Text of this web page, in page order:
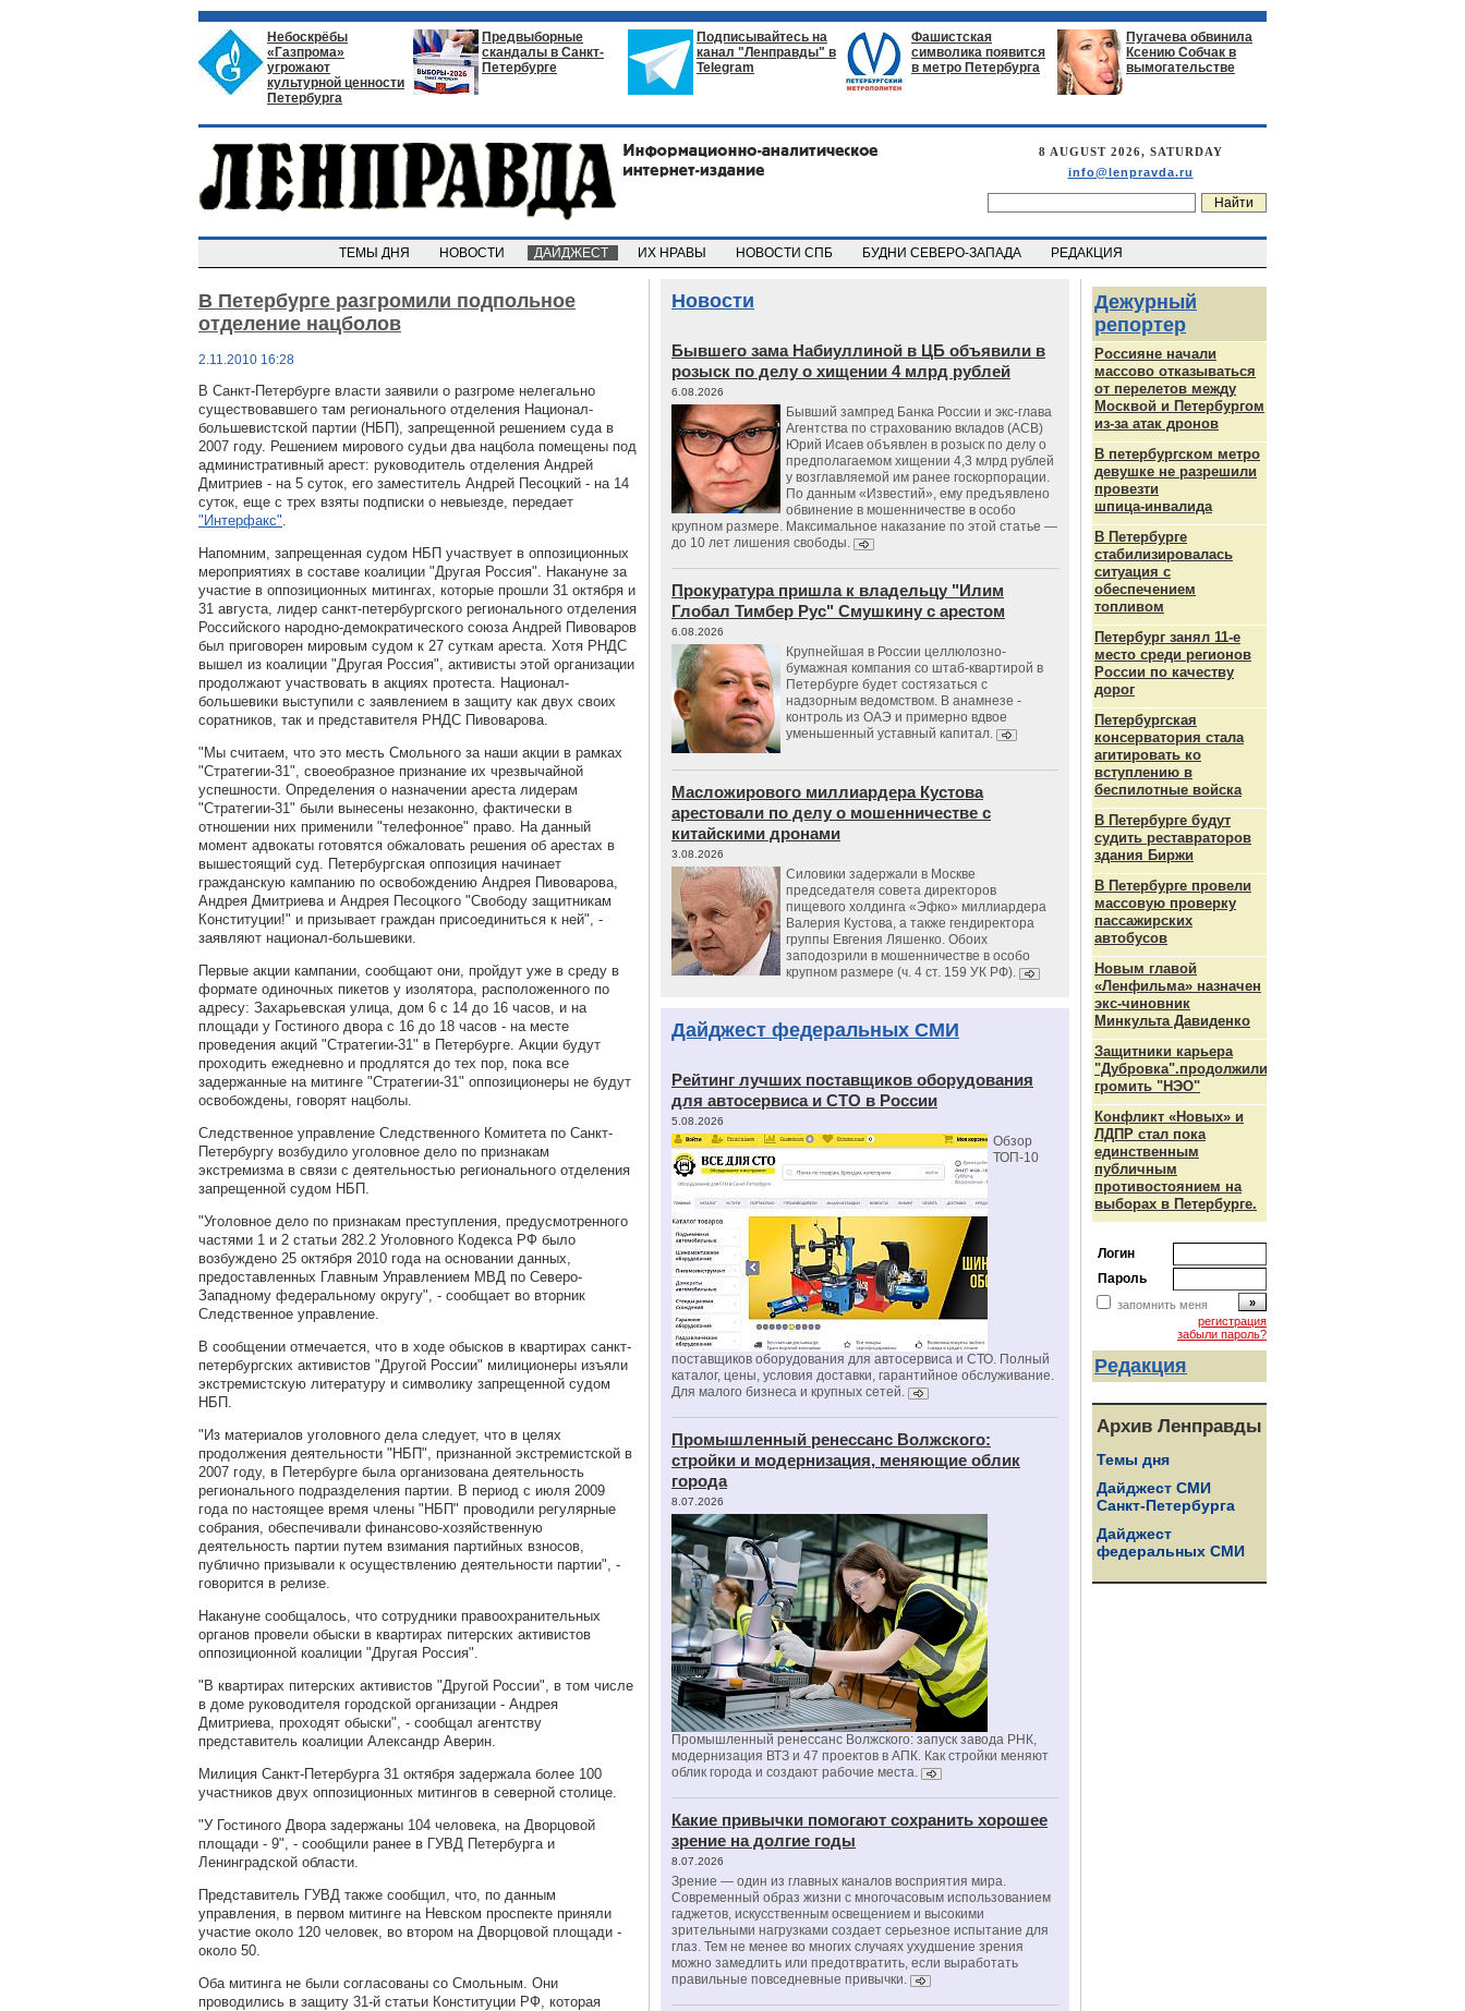
Небоскрёбы
«Газпрома»
угрожают
культурной ценности
Петербурга
Предвыборные
скандалы в Санкт-
Петербурге
Подписывайтесь на
канал "Ленправды" в
Telegram
Фашистская
символика появится
в метро Петербурга
Пугачева обвинила
Ксению Собчак в
вымогательстве
8 AUGUST 2026, SATURDAY
info@lenpravda.ru
ТЕМЫ ДНЯ НОВОСТИ ДАЙДЖЕСТ ИХ НРАВЫ НОВОСТИ СПБ БУДНИ СЕВЕРО-ЗАПАДА РЕДАКЦИЯ
В Петербурге разгромили подпольное
отделение нацболов
2.11.2010 16:28
В Санкт-Петербурге власти заявили о разгроме нелегально
существовавшего там регионального отделения Национал-
большевистской партии (НБП), запрещенной решением судав
2007 году. Решением мирового судьи два нацбола помещены под
административный арест: руководитель отделения Андрей
Дмитриев - на 5 суток, его заместитель Андрей Песоцкий - на 14
суток, еще с трех взяты подписки о невыезде, передает
"Интерфакс".
Напомним, запрещенная судом НБП участвует в оппозиционных
мероприятиях в составе коалиции "Другая Россия". Накануне за
участие в оппозиционных митингах, которые прошли 31 октября и
31 августа, лидер санкт-петербургского регионального отделения
Российского народно-демократического союза Андрей Пивоваров
был приговорен мировым судом к 27 суткам ареста. Хотя РНДС
вышел из коалиции "Другая Россия", активисты этой организации
продолжают участвовать в акциях протеста. Национал-
большевики выступили с заявлением в защиту как двух своих
соратников, так и представителя РНДС Пивоварова.
"Мы считаем, что это месть Смольного за наши акции в рамках
"Стратегии-31", своеобразное признание их чрезвычайной
успешности. Определения о назначении ареста лидерам
"Стратегии-31" были вынесены незаконно, фактически в
отношении них применили "телефонное" право. На данный
момент адвокаты готовятся обжаловать решения об арестах в
вышестоящий суд. Петербургская оппозиция начинает
гражданскую кампанию по освобождению Андрея Пивоварова,
Андрея Дмитриева и Андрея Песоцкого "Свободу защитникам
Конституции!" и призывает граждан присоединиться к ней", -
заявляют национал-большевики.
Первые акции кампании, сообщают они, пройдут уже в среду в
формате одиночных пикетов у изолятора, расположенного по
адресу: Захарьевская улица, дом 6 с 14 до 16 часов, и на
площади у Гостиного двора с 16 до 18 часов - на месте
проведения акций "Стратегии-31" в Петербурге. Акции будут
проходить ежедневно и продлятся до тех пор, пока все
задержанные на митинге "Стратегии-31" оппозиционеры не будут
освобождены, говорят нацболы.
Следственное управление Следственного Комитета по Санкт-
Петербургу возбудило уголовное дело по признакам
экстремизма в связи с деятельностью регионального отделения
запрещенной судом НБП.
"Уголовное дело по признакам преступления, предусмотренного
частями 1 и 2 статьи 282.2 Уголовного Кодекса РФ было
возбуждено 25 октября 2010 года на основании данных,
предоставленных Главным Управлением МВД по Северо-
Западному федеральному округу", - сообщает во вторник
Следственное управление.
В сообщении отмечается, что в ходе обысков в квартирах санкт-
петербургских активистов "Другой России" милиционеры изъяли
экстремистскую литературу и символику запрещенной судом
НБП.
"Из материалов уголовного дела следует, что в целях
продолжения деятельности "НБП", признанной экстремистской в
2007 году, в Петербурге была организована деятельность
регионального подразделения партии. В период с июля 2009
года по настоящее время члены "НБП" проводили регулярные
собрания, обеспечивали финансово-хозяйственную
деятельность партии путем взимания партийных взносов,
публично призывали к осуществлению деятельности партии", -
говорится в релизе.
Накануне сообщалось, что сотрудники правоохранительных
органов провели обыски в квартирах питерских активистов
оппозиционной коалиции "Другая Россия".
"В квартирах питерских активистов "Другой России", в том числе
в доме руководителя городской организации - Андрея
Дмитриева, проходят обыски", - сообщал агентству
представитель коалиции Александр Аверин.
Милиция Санкт-Петербурга 31 октября задержала более 100
участников двух оппозиционных митингов в северной столице.
"У Гостиного Двора задержаны 104 человека, на Дворцовой
площади - 9", - сообщили ранее в ГУВД Петербурга и
Ленинградской области.
Представитель ГУВД также сообщил, что, по данным
управления, в первом митинге на Невском проспекте приняли
участие около 120 человек, во втором на Дворцовой площади -
около 50.
Оба митинга не были согласованы со Смольным. Они
проводились в защиту 31-й статьи Конституции РФ, которая
Новости
Бывшего зама Набиуллиной в ЦБ объявили в
розыск по делу о хищении 4 млрд рублей
6.08.2026
Бывший зампред Банка России и экс-глава
Агентства по страхованию вкладов (АСВ)
Юрий Исаев объявлен в розыск по делу о
предполагаемом хищении 4,3 млрд рублей
у возглавляемой им ранее госкорпорации.
По данным «Известий», ему предъявлено
обвинение в мошенничестве в особо
крупном размере. Максимальное наказание по этой статье —
до 10 лет лишения свободы.
Прокуратура пришла к владельцу "Илим
Глобал Тимбер Рус" Смушкину с арестом
6.08.2026
Крупнейшая в России целлюлозно-
бумажная компания со штаб-квартирой в
Петербурге будет состязаться с
надзорным ведомством. В анамнезе -
контроль из ОАЭ и примерно вдвое
уменьшенный уставный капитал.
Масложирового миллиардера Кустова
арестовали по делу о мошенничестве с
китайскими дронами
3.08.2026
Силовики задержали в Москве
председателя совета директоров
пищевого холдинга «Эфко» миллиардера
Валерия Кустова, а также гендиректора
группы Евгения Ляшенко. Обоих
заподозрили в мошенничестве в особо
крупном размере (ч. 4 ст. 159 УК РФ).
Дайджест федеральных СМИ
Рейтинг лучших поставщиков оборудования
для автосервиса и СТО в России
5.08.2026
Обзор
ТОП-10
поставщиков оборудования для автосервиса и СТО. Полный
каталог, цены, условия доставки, гарантийное обслуживание.
Для малого бизнеса и крупных сетей.
Промышленный ренессанс Волжского:
стройки и модернизация, меняющие облик
города
8.07.2026
Промышленный ренессанс Волжского: запуск завода РНК,
модернизация ВТЗ и 47 проектов в АПК. Как стройки меняют
облик города и создают рабочие места.
Какие привычки помогают сохранить хорошее
зрение на долгие годы
8.07.2026
Зрение — один из главных каналов восприятия мира.
Современный образ жизни с многочасовым использованием
гаджетов, искусственным освещением и высокими
зрительными нагрузками создает серьезное испытание для
глаз. Тем не менее во многих случаях ухудшение зрения
можно замедлить или предотвратить, если выработать
правильные повседневные привычки.
Дежурный
репортер
Россияне начали
массово отказываться
от перелетов между
Москвой и Петербургом
из-за атак дронов
В петербургском метро
девушке не разрешили
провезти
шпица‑инвалида
В Петербурге
стабилизировалась
ситуация с
обеспечением
топливом
Петербург занял 11-е
место среди регионов
России по качеству
дорог
Петербургская
консерватория стала
агитировать ко
вступлению в
беспилотные войска
В Петербурге будут
судить реставраторов
здания Биржи
В Петербурге провели
массовую проверку
пассажирских
автобусов
Новым главой
«Ленфильма» назначен
экс-чиновник
Минкульта Давиденко
Защитники карьера
"Дубровка".продолжили
громить "НЭО"
Конфликт «Новых» и
ЛДПР стал пока
единственным
публичным
противостоянием на
выборах в Петербурге.
Логин
Пароль
запомнить меня
регистрация
забыли пароль?
Редакция
Архив Ленправды
Темы дня
Дайджест СМИ
Санкт-Петербурга
Дайджест
федеральных СМИ